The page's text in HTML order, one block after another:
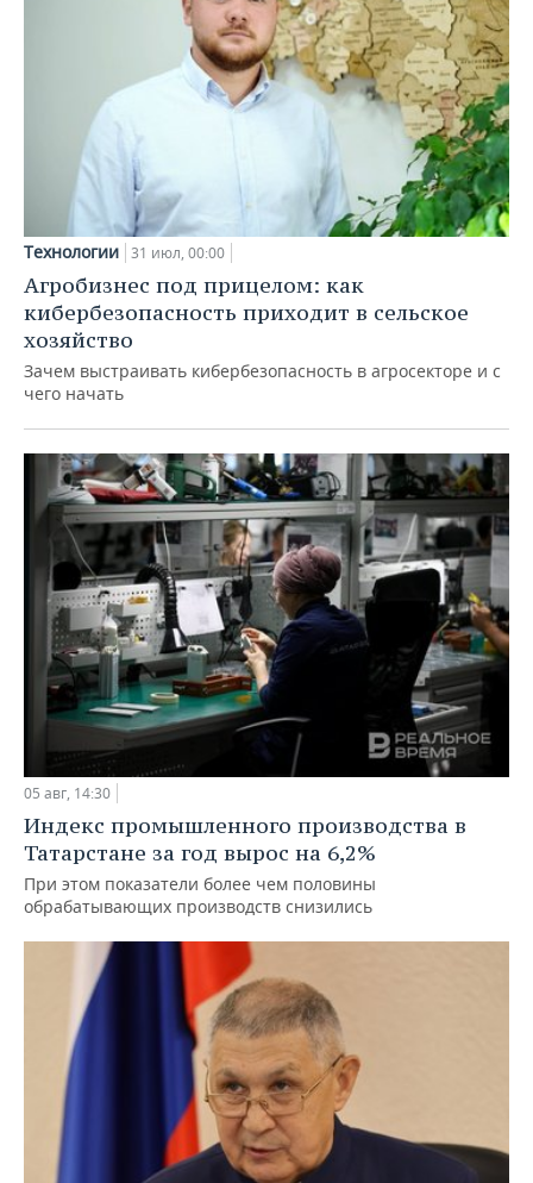
Технологии 31 июл, 00:00
Агробизнес под прицелом: как
кибербезопасность приходит в сельское
хозяйство
Зачем выстраивать кибербезопасность в агросекторе и с
чего начать
05 авг, 14:30
Индекс промышленного производства в
Татарстане за год вырос на 6,2%
При этом показатели более чем половины
обрабатывающих производств снизились